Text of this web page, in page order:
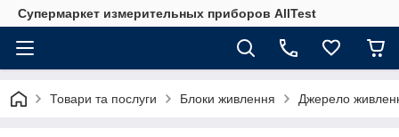
Супермаркет измерительных приборов AllTest
Товари та послуги Блоки живлення Джерело